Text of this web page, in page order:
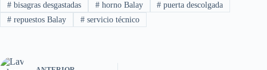
#bisagras desgastadas #horno Balay # puerta descolgada
#repuestos Balay #servicio técnico